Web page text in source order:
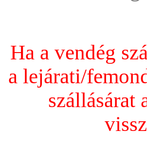
Ha a vendég
a lejárati/
szállásárat